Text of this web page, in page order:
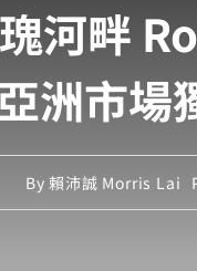
河畔
洲市場
By賴沛誠 Morris Lai